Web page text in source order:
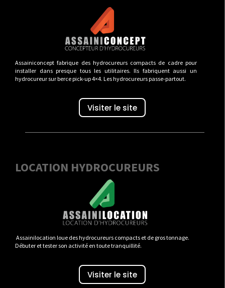
Assainiconcept fabrique des hydrocureurs compacts de cadre pour
installer dans presque tous les utilitaires. Ils fabriquent aussi un
hydrocureur sur berce pick-up 4×4. Les hydrocureurs passe-partout.
Visiter le site
LOCATION HYDROCUREURS
Assainilocation loue des hydrocureurs compacts et de gros tonnage.
Débuter et tester son activité en toute tranquillité.
Visiter le site